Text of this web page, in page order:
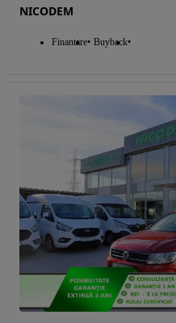
NICODEM
Finantare Buyback